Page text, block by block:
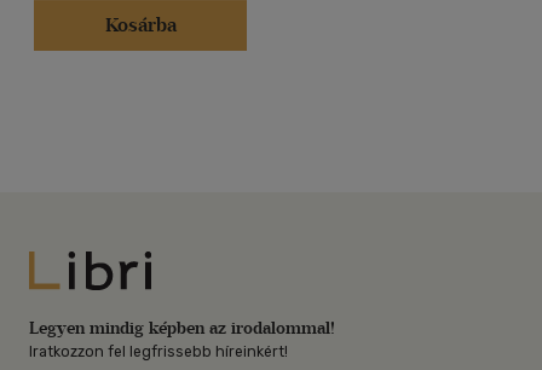
Kosárba
Libri
Legyen mindig képben az irodalommal!
Iratkozzon fel legfrissebb híreinkért!